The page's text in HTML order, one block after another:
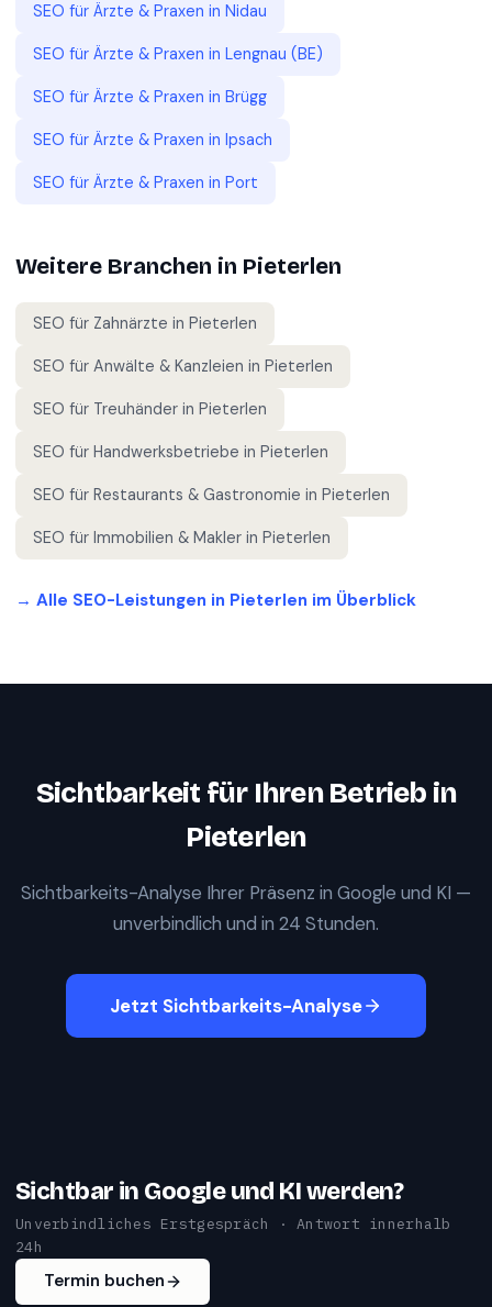
SEO für Ärzte & Praxen in Nidau
SEO für Ärzte & Praxen in Lengnau (BE)
SEO für Ärzte & Praxen in Brügg
SEO für Ärzte & Praxen in Ipsach
SEO für Ärzte & Praxen in Port
Weitere Branchen in Pieterlen
SEO für Zahnärzte in Pieterlen
SEO für Anwälte & Kanzleien in Pieterlen
SEO für Treuhänder in Pieterlen
SEO für Handwerksbetriebe in Pieterlen
SEO für Restaurants & Gastronomie in Pieterlen
SEO für Immobilien & Makler in Pieterlen
→ Alle SEO-Leistungen in Pieterlen im Überblick
Sichtbarkeit für Ihren Betrieb in
Pieterlen
Sichtbarkeits-Analyse Ihrer Präsenz in Google und KI —
unverbindlich und in 24 Stunden.
Jetzt Sichtbarkeits-Analyse
Sichtbar in Google und KI werden?
Unverbindliches Erstgespräch · Antwort innerhalb
24h
Termin buchen